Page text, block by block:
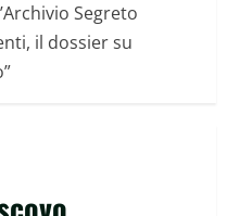
Segreto
il dossier su